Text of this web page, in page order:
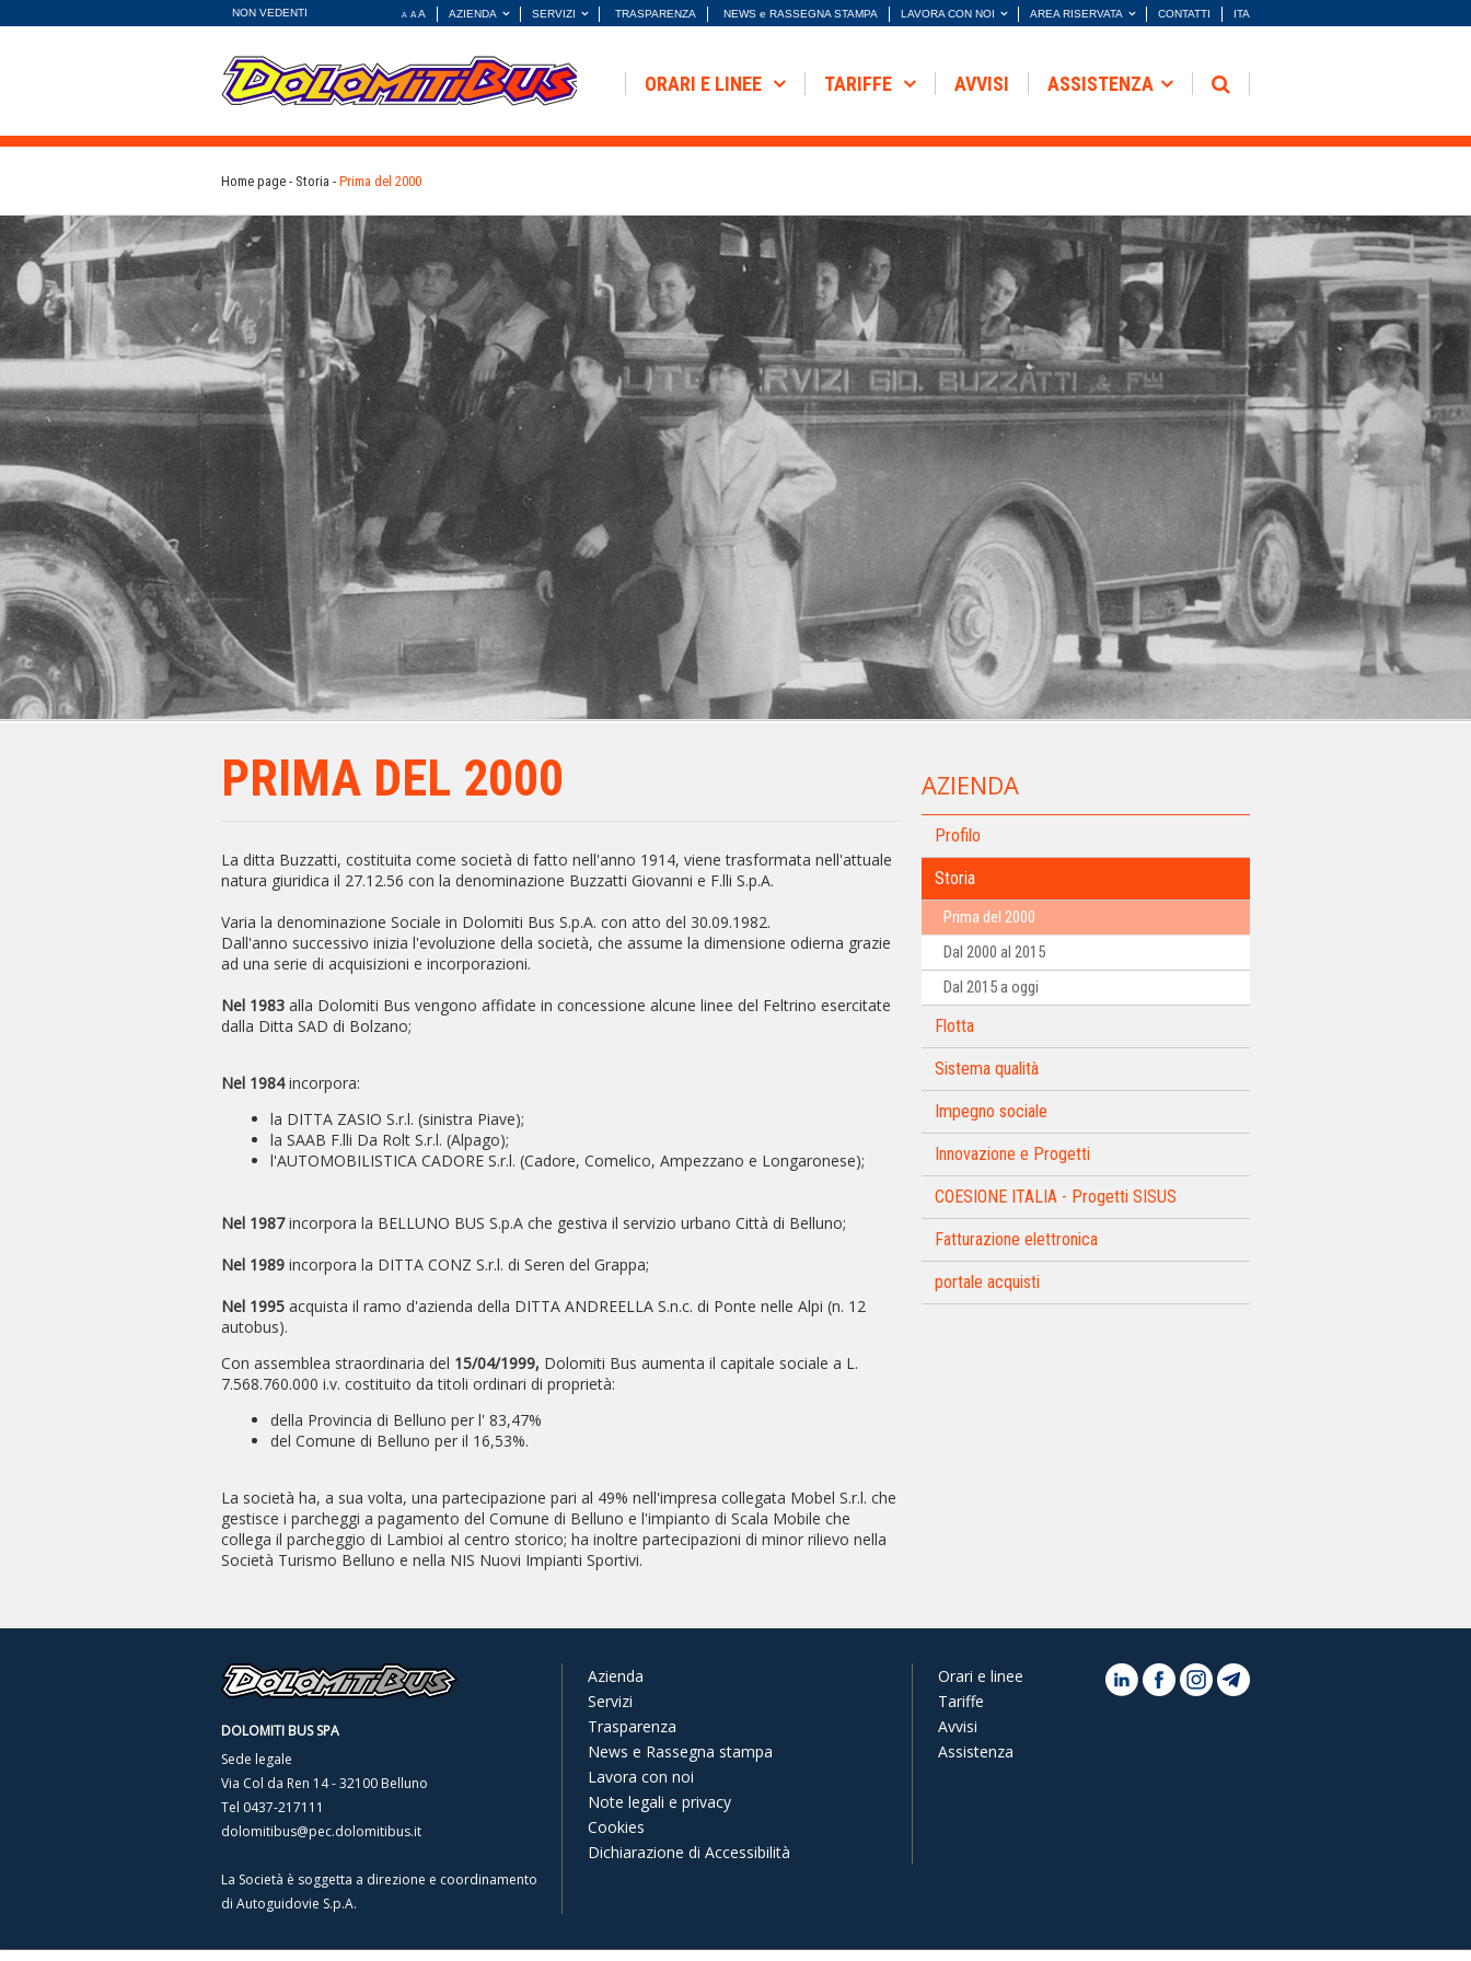
NON VEDENTI A A A AZIENDA SERVIZI TRASPARENZA NEWS e RASSEGNA STAMPA LAVORA CON NOI AREA RISERVATA CONTATTI ITA
ORARI E LINEE TARIFFE AVVISI ASSISTENZA
Home page Storia Prima del 2000
PRIMA DEL 2000
La ditta Buzzatti, costituita come società di fatto nell'anno 1914, viene trasformata nell'attuale
natura giuridica il 27.12.56 con la denominazione Buzzatti Giovanni e F.lli S.p.A.
Varia la denominazione Sociale in Dolomiti Bus S.p.A. con atto del 30.09.1982.
Dall'anno successivo inizia l'evoluzione della società, che assume la dimensione odierna grazie
ad una serie di acquisizioni e incorporazioni.
Nel 1983 alla Dolomiti Bus vengono affidate in concessione alcune linee del Feltrino esercitate
dalla Ditta SAD di Bolzano;
Nel 1984incorpora:
la DITTA ZASIO S.r.l. (sinistra Piave);
la SAAB F.lli Da Rolt S.r.l. (Alpago);
l'AUTOMOBILISTICA CADORE S.r.l. (Cadore, Comelico, Ampezzano e Longaronese);
Nel 1987incorpora la BELLUNO BUS S.p.A che gestiva il servizio urbano Città di Belluno;
Nel 1989 incorpora la DITTA CONZ S.r.l. di Seren del Grappa;
Nel 1995 acquista il ramo d'azienda della DITTA ANDREELLA S.n.c. di Ponte nelle Alpi (n. 12
autobus).
Con assemblea straordinaria del 15/04/1999, Dolomiti Bus aumenta il capitale sociale a L.
7.568.760.000 i.v. costituito da titoli ordinari di proprietà:
della Provincia di Belluno per l' 83,47%
del Comune di Belluno per il 16,53%.
La società ha, a sua volta, una partecipazione pari al 49% nell'impresa collegata Mobel S.r.l. che
gestisce i parcheggi a pagamento del Comune di Belluno e l'impianto di Scala Mobile che
collega il parcheggio di Lambioi al centro storico; ha inoltre partecipazioni di minor rilievo nella
Società Turismo Belluno e nella NIS Nuovi Impianti Sportivi.
AZIENDA
Profilo
Storia
Prima del 2000
Dal 2000 al 2015
Dal 2015 a oggi
Flotta
Sistema qualità
Impegno sociale
Innovazione e Progetti
COESIONE ITALIA - Progetti SISUS
Fatturazione elettronica
portale acquisti
DOLOMITI BUS SPA
Sede legale
Via Col da Ren 14 - 32100 Belluno
Tel 0437-217111
dolomitibus@pec.dolomitibus.it
La Società è soggetta a direzione e coordinamento
di Autoguidovie S.p.A.
Azienda
Servizi
Trasparenza
News e Rassegna stampa
Lavora con noi
Note legali e privacy
Cookies
Dichiarazione di Accessibilità
Orari e linee
Tariffe
Avvisi
Assistenza